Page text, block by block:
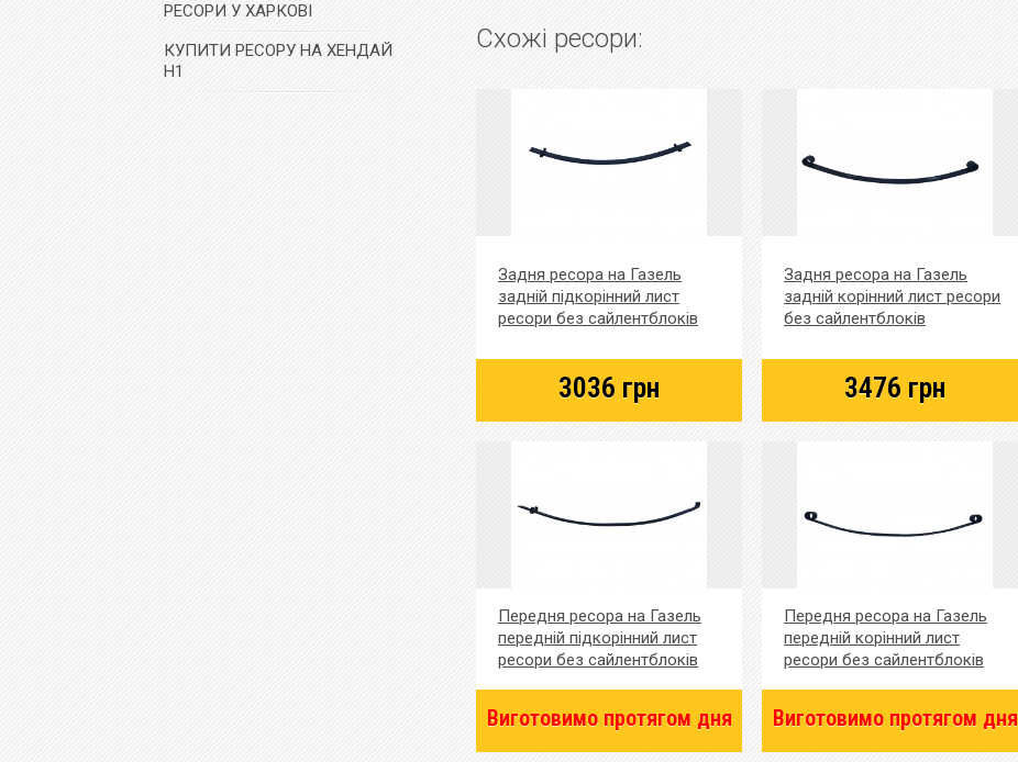
РЕСОРИ У ХАРКОВІ
КУПИТИ РЕСОРУ НА ХЕНДАЙ
Н1
Схожі ресори:
Задня ресора на Газель
задній підкорінний лист
ресори без сайлентблоків
3036 грн
Задня ресора на Газель
задній корінний лист ресори
без сайлентблоків
3476 грн
Передня ресора на Газель
передній підкорінний лист
ресори без сайлентблоків
Виготовимо протягом дня
Передня ресора на Газель
передній корінний лист
ресори без сайлентблоків
Виготовимо протягом дня